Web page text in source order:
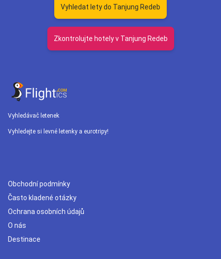
Vyhledat lety do Tanjung Redeb
Zkontrolujte hotely v Tanjung Redeb
Vyhledávač letenek
Vyhledejte si levné letenky a eurotripy!
Obchodní podmínky
Často kladené otázky
Ochrana osobních údajů
O nás
Destinace